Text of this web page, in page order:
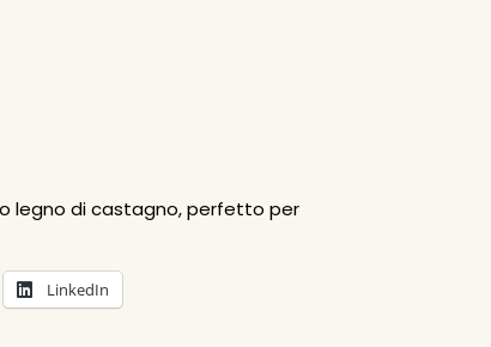
legno di castagno, perfetto per
LinkedIn